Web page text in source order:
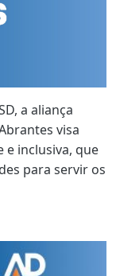
a aliança
visa
inclusiva, que
para servir os